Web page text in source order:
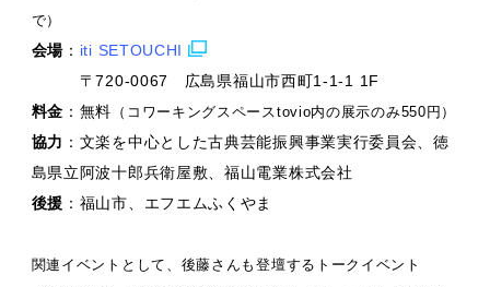
で）
会場 ： iti SETOUCHI
〒720-0067 広島県福山市西町1-1-1 1F
料金 ：無料 （コワーキングスペースtovio内の展示のみ550円）
協力 ：文楽を中心とした古典芸能振興事業実行委員会、徳
島県立阿波十郎兵衛屋敷、福山電業株式会社
後援 ：福山市、エフエムふくやま
関連イベントとして、後藤さんも登壇するトークイベント